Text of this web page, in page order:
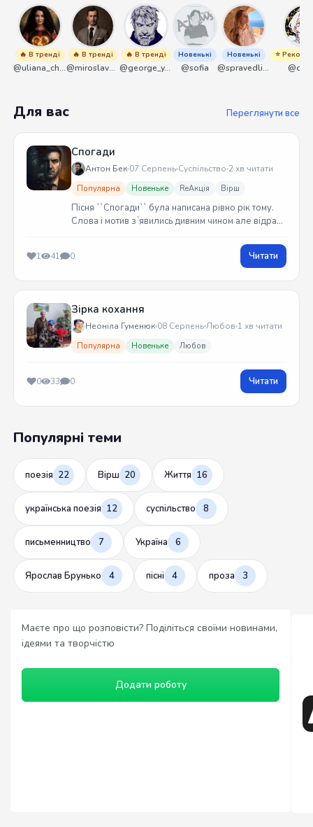
🔥 В тренді
@uliana_chernenko
🔥 В тренді
@miroslavmaniyk
🔥 В тренді
@george_y_lawlett
Новенькі
@sofia
Новенькі
@spravedliwa
⭐
Для вас Переглянути все
Спогади
Антон Бек 07 Серпень Суспільство 2 хв читати
Популярна Новеньке ReАкція Вірш
Пісня ``Спогади`` була написана рівно рік тому.
Слова і мотив зʼявились дивним чином але відразу
1 41 0 Читати
Зірка кохання
Неоніла Гуменюк 08 СерпеньЛюбов 1 хв читати
Популярна Новеньке Любов
0 33 0 Читати
Популярні теми
поезія 22 Вірш 20 Життя 16
українська поезія 12 суспільство 8
письменництво 7 Україна 6
Ярослав Брунько 4 пісні 4 проза 3
Маєте про що розповісти? Поділіться своїми новинами,
ідеями та творчістю
Додати роботу